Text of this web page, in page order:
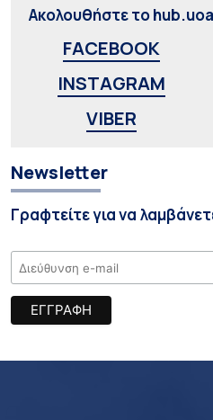
Ακολουθήστε το
FACEBOOK
INSTAGRAM
VIBER
Newsletter
Γραφτείτε για να